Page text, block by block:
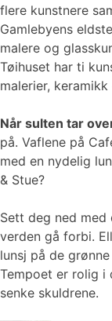
flere kunstnere
Gamlebyens
malere og
Tøihuset har ti
malerier,
Når sulten tar
på. Vaflene på
med en nydelig
& Stue?
Sett deg ned
verden gå forbi.
lunsj på de
Tempoet er rolig i
senke skuldrene.